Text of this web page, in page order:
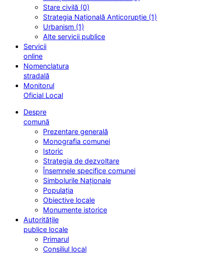
Stare civilă (0)
Strategia Națională Anticorupție (1)
Urbanism (1)
Alte servicii publice
Servicii
online
Nomenclatura
stradală
Monitorul
Oficial Local
Despre
comună
Prezentare generală
Monografia comunei
Istoric
Strategia de dezvoltare
Însemnele specifice comunei
Simbolurile Naționale
Populația
Obiective locale
Monumente istorice
Autoritățile
publice locale
Primarul
Consiliul local